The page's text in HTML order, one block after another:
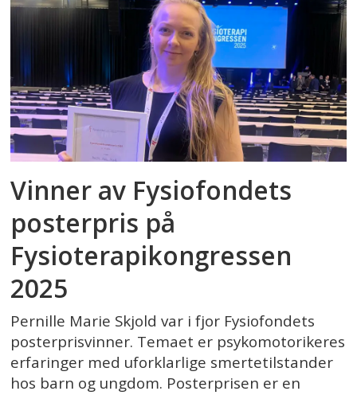
Vinner av Fysiofondets
posterpris på
Fysioterapikongressen
2025
Pernille Marie Skjold var i fjor Fysiofondets
posterprisvinner. Temaet er psykomotorikeres
erfaringer med uforklarlige smertetilstander
hos barn og ungdom. Posterprisen er en